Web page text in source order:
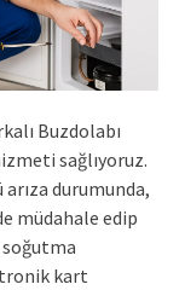
Buzdolabı
sağlıyoruz.
durumunda,
müdahale edip
kart